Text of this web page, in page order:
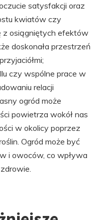
satysfakcji oraz
kwiatów czy
z osiągniętych efektów
doskonała przestrzeń
czy wspólne prace w
relacji
ogród może
powietrza wokół nas
w okolicy poprzez
Ogród może być
i owoców, co wpływa